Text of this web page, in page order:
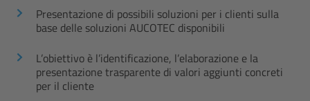
Presentazione di possibili soluzioni per i clienti sulla
base delle soluzioni AUCOTEC disponibili
L’obiettivo è l’identificazione, l’elaborazione e la
presentazione trasparente di valori aggiunti concreti
per il cliente